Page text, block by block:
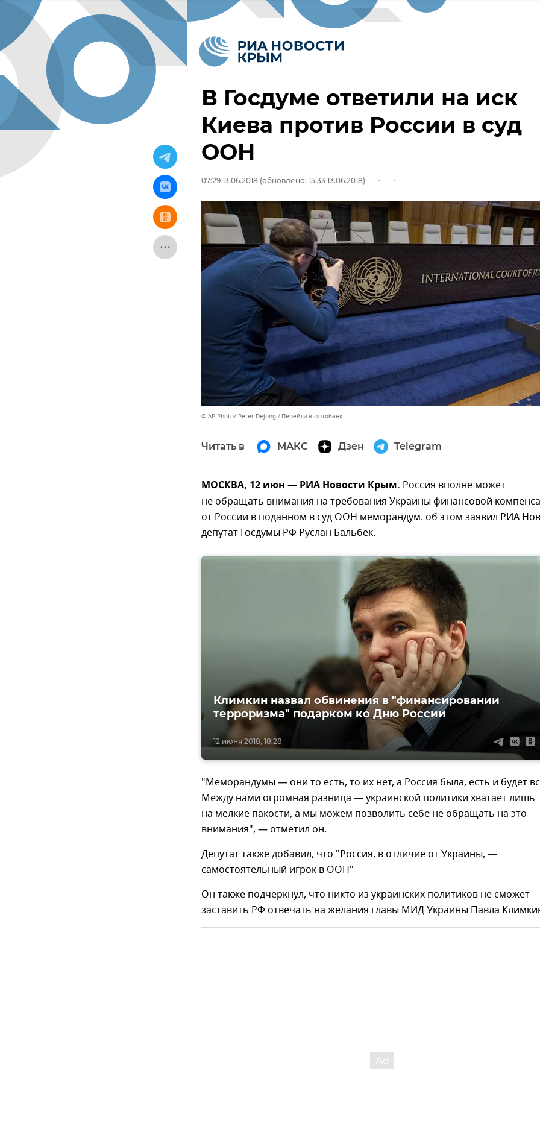
В Госдуме ответили на иск
Киева против России в суд
ООН
07:29 13.06.2018 (обновлено: 15:33 13.06.2018)
© AP Photo/ Peter Dejong Перейти в фотобанк
Читать в МАКС Дзен Telegram
МОСКВА, 12 июн — РИА Новости Крым. Россия вполне может
не обращать внимания на требования Украины финансовой
от России в поданном в суд ООН меморандум. об этом заявил РИА
депутат Госдумы РФ Руслан Бальбек.
12 июня 2018, 18:28
Климкин назвал обвинения в "финансировании
терроризма" подарком ко Дню России
"Меморандумы — они то есть, то их нет, а Россия была, есть и будет
Между нами огромная разница — украинской политики хватает лишь
на мелкие пакости, а мы можем позволить себе не обращать на это
внимания", — отметил он.
Депутат также добавил, что "Россия, в отличие от Украины, —
самостоятельный игрок в ООН"
Он также подчеркнул, что никто из украинских политиков не сможет
заставить РФ отвечать на желания главы МИД Украины Павла